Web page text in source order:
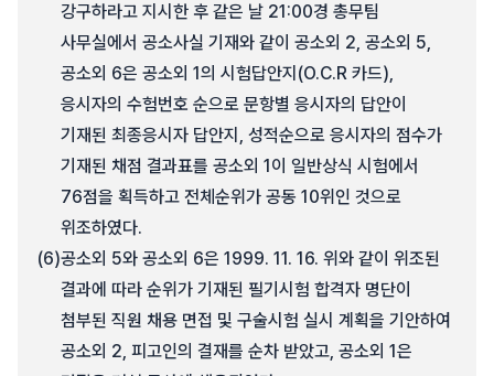
강구하라고 지시한 후 같은 날 21:00경 총무팀
사무실에서 공소사실 기재와 같이 공소외 2, 공소외 5,
공소외 6은 공소외 1의 시험답안지(O.C.R 카드),
응시자의 수험번호 순으로 문항별 응시자의 답안이
기재된 최종응시자 답안지, 성적순으로 응시자의 점수가
기재된 채점 결과표를 공소외 1이 일반상식 시험에서
76점을 획득하고 전체순위가 공동 10위인 것으로
위조하였다.
(6)공소외 5와 공소외 6은 1999. 11. 16. 위와 같이 위조된
결과에 따라 순위가 기재된 필기시험 합격자 명단이
첨부된 직원 채용 면접 및 구술시험 실시 계획을 기안하여
공소외 2, 피고인의 결재를 순차 받았고, 공소외 1은